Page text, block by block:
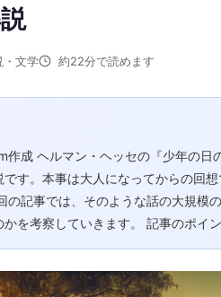
・文学 約22分で読めます
作成 ヘルマン・ヘッセの『少年の日
す。本事は大人になってからの回
の記事では、そのような話の大規模
を考察していきます。 記事のポイ